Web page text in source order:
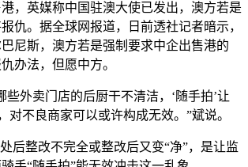
英媒称中国驻澳大使已发出，澳方若是
仇。据全球网报道，日前透社记者暗示，
尼斯，澳方若是强制要求中企出售港的
办法，但愿中方。
外卖门店的后厨干不清洁，‘随手拍’让
对不良商家可以或许构成无效。”斌说。
整改不完全或整改后又变“净”，是让监